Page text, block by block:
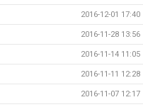
2016-12-01 17:40
2016-11-28 13:56
2016-11-14 11:05
2016-11-11 12:28
2016-11-07 12:17